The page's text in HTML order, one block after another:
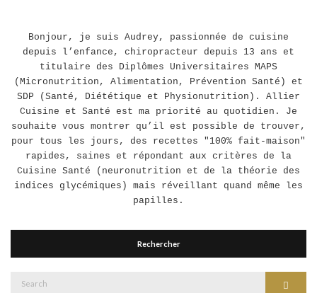
Bonjour, je suis Audrey, passionnée de cuisine
depuis l’enfance, chiropracteur depuis 13 ans et
titulaire des Diplômes Universitaires MAPS
(Micronutrition, Alimentation, Prévention Santé) et
SDP (Santé, Diététique et Physionutrition). Allier
Cuisine et Santé est ma priorité au quotidien. Je
souhaite vous montrer qu’il est possible de trouver,
pour tous les jours, des recettes "100% fait-maison"
rapides, saines et répondant aux critères de la
Cuisine Santé (neuronutrition et de la théorie des
indices glycémiques) mais réveillant quand même les
papilles.
Rechercher